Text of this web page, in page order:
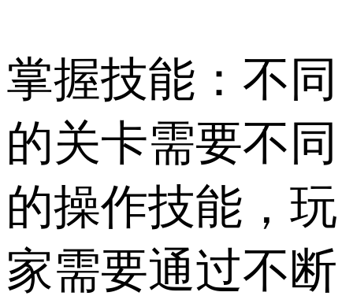
掌握技能：不同
的关卡需要不同
的操作技能，玩
家需要通过不断